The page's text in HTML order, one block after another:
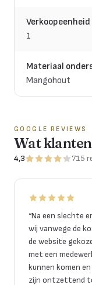
Verkoopeenheid
1
Materiaal
Mangohout
GOOGLE REVIEWS
Wat
4,3 715
“Na een slechte
wij vanwege de
de website
met een
kunnen komen
zijn ontzettend